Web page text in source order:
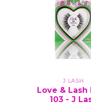
J LASH
Love & Lash
103 - J